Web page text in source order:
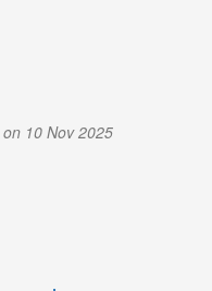
10 Nov 2025